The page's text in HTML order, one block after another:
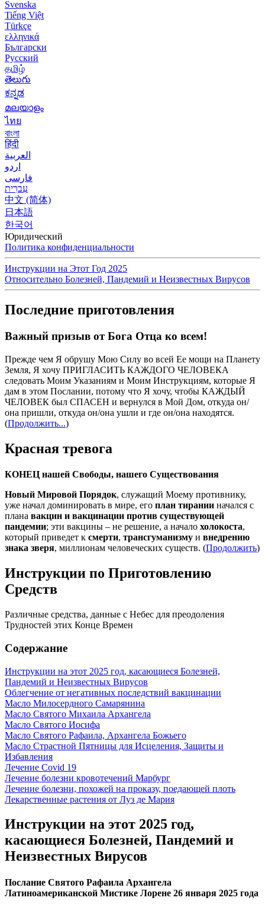
Svenska
Tiếng Việt
Türkçe
ελληνικά
Български
Русский
தமிழ்
తెలుగు
ಕನ್ನಡ
മലയാളം
ไทย
বাংলা
हिंदी
العربية
اردو
فارسی
עִברִית
中文 (简体)
日本語
한국어
Юридический
Политика конфиденциальности
Инструкции на Этот Год 2025
Относительно Болезней, Пандемий и Неизвестных Вирусов
Последние приготовления
Важный призыв от Бога Отца ко всем!
Прежде чем Я обрушу Мою Силу во всей Ее мощи на Планету
Земля, Я хочу ПРИГЛАСИТЬ КАЖДОГО ЧЕЛОВЕКА
следовать Моим Указаниям и Моим Инструкциям, которые Я
дам в этом Послании, потому что Я хочу, чтобы КАЖДЫЙ
ЧЕЛОВЕК был СПАСЕН и вернулся в Мой Дом, откуда он/
она пришли, откуда он/она ушли и где он/она находятся.
(Продолжить...)
Красная тревога
КОНЕЦ нашей Свободы, нашего Существования
Новый Мировой Порядок, служащий Моему противнику,
уже начал доминировать в мире, его план тирании начался с
плана вакцин и вакцинации против существующей
пандемии; эти вакцины – не решение, а начало холокоста,
который приведет к смерти, трансгуманизму и внедрению
знака зверя, миллионам человеческих существ. (Продолжить)
Инструкции по Приготовлению
Средств
Различные средства, данные с Небес для преодоления
Трудностей этих Конце Времен
Содержание
Инструкции на этот 2025 год, касающиеся Болезней,
Пандемий и Неизвестных Вирусов
Облегчение от негативных последствий вакцинации
Масло Милосердного Самарянина
Масло Святого Михаила Архангела
Масло Святого Иосифа
Масло Святого Рафаила, Архангела Божьего
Масло Страстной Пятницы для Исцеления, Защиты и
Избавления
Лечение Covid 19
Лечение болезни кровотечений Марбург
Лечение болезни, похожей на проказу, поедающей плоть
Лекарственные растения от Луз де Мария
Инструкции на этот 2025 год,
касающиеся Болезней, Пандемий и
Неизвестных Вирусов
Послание Святого Рафаила Архангела
Латиноамериканской Мистике Лорене 26 января 2025 года